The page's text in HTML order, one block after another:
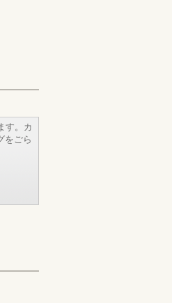
す。カ
をごら